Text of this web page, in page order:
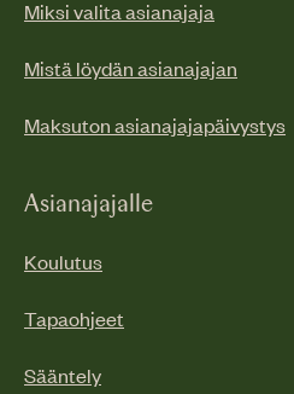
Miksi valita asianajaja
Mistä löydän asianajajan
Maksuton asianajajapäivystys
Asianajajalle
Koulutus
Tapaohjeet
Sääntely